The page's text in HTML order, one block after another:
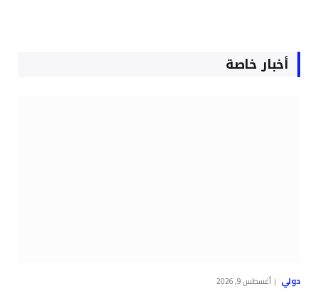
أخبار خاصة
دولي أغسطس 9, 2026